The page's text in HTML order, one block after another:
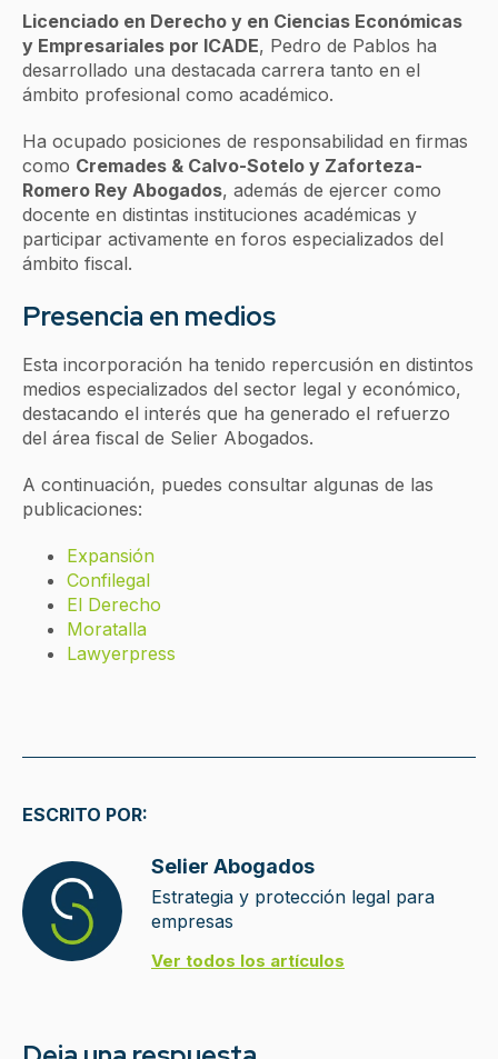
Licenciado en Derecho y en Ciencias Económicas
y Empresariales por ICADE, Pedro de Pablos ha
desarrollado una destacada carrera tanto en el
ámbito profesional como académico.
Ha ocupado posiciones de responsabilidad en firmas
como Cremades & Calvo-Sotelo y Zaforteza-
Romero Rey Abogados, además de ejercer como
docente en distintas instituciones académicas y
participar activamente en foros especializados del
ámbito fiscal.
Presencia en medios
Esta incorporación ha tenido repercusión en distintos
medios especializados del sector legal y económico,
destacando el interés que ha generado el refuerzo
del área fiscal de Selier Abogados.
A continuación, puedes consultar algunas de las
publicaciones:
Expansión
Confilegal
El Derecho
Moratalla
Lawyerpress
ESCRITO POR:
Selier Abogados
Estrategia y protección legal para
empresas
Ver todos los artículos